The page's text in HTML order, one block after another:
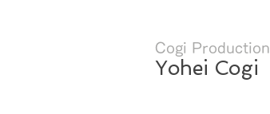
Cogi Production
Yohei Cogi